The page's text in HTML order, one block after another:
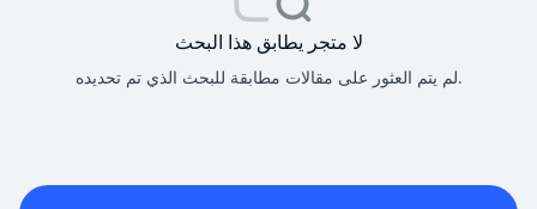
لا متجر يطابق هذا البحث
لم يتم العثور على مقالات مطابقة للبحث الذي تم تحديده.